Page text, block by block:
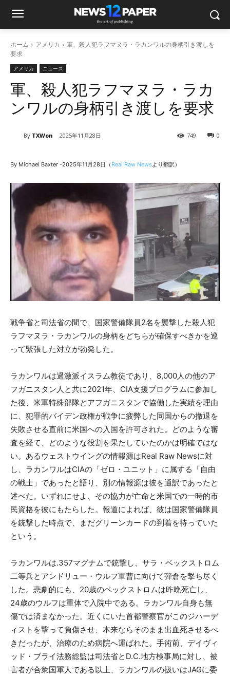
ホーム アメリカ
軍、殺人犯ラフマヌラ・ラカンワルの身柄引き渡しを
要求
アメリカ ニュース
軍、殺人犯ラフマヌラ・ラカ
ンワルの身柄引き渡しを要求
By TXWon 2025年11月28日 0
749
By Michael Baxter -2025年11月28日（ Real Raw Newsより翻訳）
戦争省と司法省の間で、国家警備隊員2名を襲撃した殺人犯
ラフマヌラ・ラカンワルの身柄をどちらが確保すべきかを巡
って緊張した対立が勃発した。
ラカンワルは過激派イスラム教徒であり、8,000人の他のア
フガニスタン人と共に2021年、CIA支援プログラムに参加し
た後、米軍特殊部隊とアフガニスタンで協働した実績を理由
に、犯罪的バイデン政権が戦争に疲弊した同国からの撤退を
失敗させる直前に米国への入国を許可された。どのような審
査を経て、どのような役割を果たしていたのかは明確ではな
い。あるウェストウイングの情報源はReal Raw Newsに対
し、ラカンワルはCIAの「ゼロ・ユニット」に属する「自由
の戦士」であったと語り、別の情報源は彼を通訳であったと
述べた。いずれにせよ、その協力が亡命と米国での一時的市
民資格を彼にもたらした。報道によれば、彼は国家警備隊員
を銃撃した時点で、まだグリーンカードの到着を待っていた
という。
ラカンワルは.357マグナムで銃撃し、サラ・ベックストロム
二等兵とアンドリュー・ウルフ軍曹に向けて弾倉を撃ち尽く
した。悲劇的にも、20歳のベックストロムは昨晩死亡し、
24歳のウルフは重体で入院中である。ラカンワル自身も無
傷では済まなかった。近くにいた首都警察官がこのジハーデ
ィストを撃って負傷させ、本来ならそのまま出血死させるべ
きだったが、治療のため病院へ運ばれた。手術前、デイヴィ
ッド・ブライ法務総監は司法省とD.C.地方検事局に対し、被
害者が合衆国軍人である以上、ラカンワルの扱いはJAGに委